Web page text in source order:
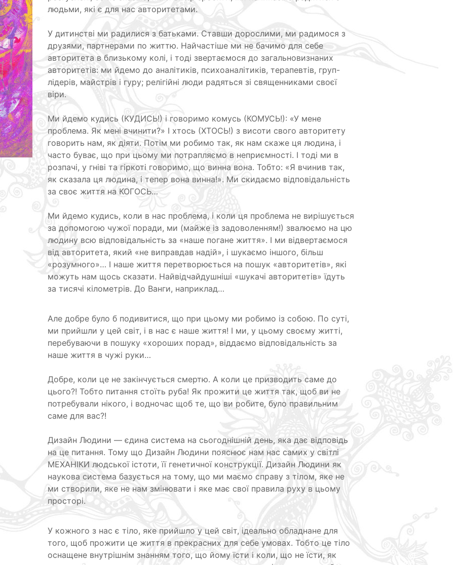
людьми, які є для нас авторитетами.
У дитинстві ми радилися з батьками. Ставши дорослими, ми радимося з
друзями, партнерами по життю. Найчастіше ми не бачимо для себе
авторитета в близькому колі, і тоді звертаємося до загальновизнаних
авторитетів: ми йдемо до аналітиків, психоаналітиків, терапевтів, груп-
лідерів, майстрів і гуру; релігійні люди радяться зі священниками своєї
віри.
Ми йдемо кудись (КУДИСЬ!) і говоримо комусь (КОМУСЬ!): «У мене
проблема. Як мені вчинити?» І хтось (ХТОСЬ!) з висоти свого авторитету
говорить нам, як діяти. Потім ми робимо так, як нам скаже ця людина, і
часто буває, що при цьому ми потрапляємо в неприємності. І тоді ми в
розпачі, у гніві та гіркоті говоримо, що винна вона. Тобто: «Я вчинив так,
як сказала ця людина, і тепер вона винна!». Ми скидаємо відповідальність
за своє життя на КОГОСЬ…
Ми йдемо кудись, коли в нас проблема, і коли ця проблема не вирішується
за допомогою чужої поради, ми (майже із задоволенням!) звалюємо на цю
людину всю відповідальність за «наше погане життя». І ми відвертаємося
від авторитета, який «не виправдав надій», і шукаємо іншого, більш
«розумного»… І наше життя перетворюється на пошук «авторитетів», які
можуть нам щось сказати. Найвідчайдушніші «шукачі авторитетів» їдуть
за тисячі кілометрів. До Ванги, наприклад…
Але добре було б подивитися, що при цьому ми робимо із собою. По суті,
ми прийшли у цей світ, і в нас є наше життя! І ми, у цьому своєму житті,
перебуваючи в пошуку «хороших порад», віддаємо відповідальність за
наше життя в чужі руки…
Добре, коли це не закінчується смертю. А коли це призводить саме до
цього?! Тобто питання стоїть руба! Як прожити це життя так, щоб ви не
потребували нікого, і водночас щоб те, що ви робите, було правильним
саме для вас?!
Дизайн Людини — єдина система на сьогоднішній день, яка дає відповідь
на це питання. Тому що Дизайн Людини пояснює нам нас самих у світлі
МЕХАНІКИ людської істоти, її генетичної конструкції. Дизайн Людини як
наукова система базується на тому, що ми маємо справу з тілом, яке не
ми створили, яке не нам змінювати і яке має свої правила руху в цьому
просторі.
У кожного з нас є тіло, яке прийшло у цей світ, ідеально обладнане для
того, щоб прожити це життя в прекрасних для себе умовах. Тобто це тіло
оснащене внутрішнім знанням того, що йому їсти і коли, що не їсти, як